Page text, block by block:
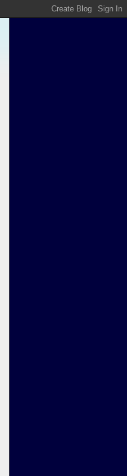
assessoria cultural,